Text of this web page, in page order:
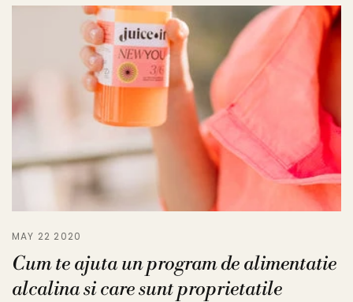
MAY 22 2020
Cum te ajuta un program de alimentatie
alcalina si care sunt proprietatile